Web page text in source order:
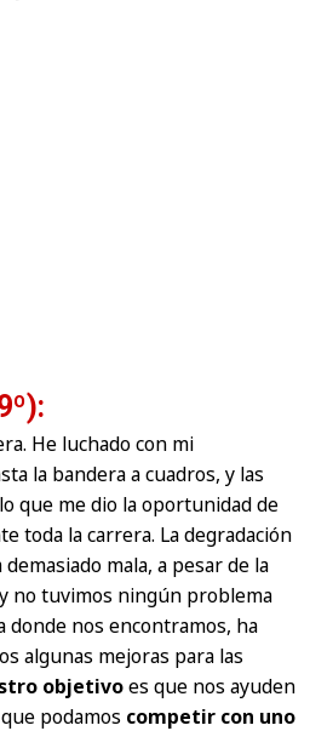
He luchado con mi
la bandera a cuadros, y las
que me dio la oportunidad de
toda la carrera. La degradación
mala, a pesar de la
no tuvimos ningún problema
donde nos encontramos, ha
algunas mejoras para las
objetivoes que nos ayuden
podamos competir con uno